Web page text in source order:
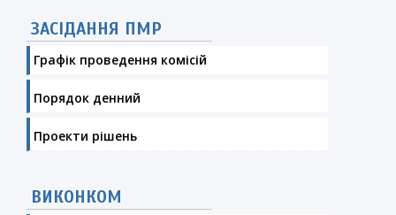
ЗАСІДАННЯ ПМР
Графік проведення комісій
Порядок денний
Проекти рішень
ВИКОНКОМ